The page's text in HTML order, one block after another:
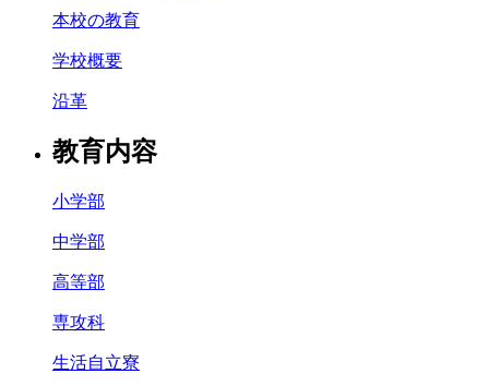
本校の教育
学校概要
沿革
教育内容
小学部
中学部
高等部
専攻科
生活自立寮